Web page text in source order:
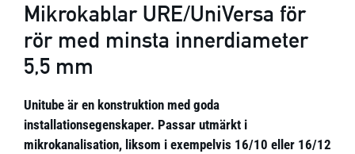
Mikrokablar URE/UniVersa för
rör med minsta innerdiameter
5,5 mm
Unitube är en konstruktion med goda
installationsegenskaper. Passar utmärkt i
mikrokanalisation, liksom i exempelvis 16/10 eller 16/12